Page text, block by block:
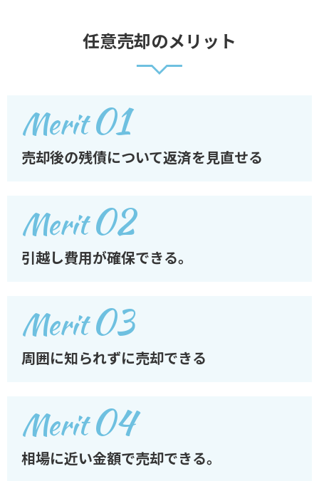
任意売却のメリット
Merit 01
売却後の残債について返済を見直せる
Merit 02
引越し費用が確保できる。
Merit 03
周囲に知られずに売却できる
Merit 04
相場に近い金額で売却できる。